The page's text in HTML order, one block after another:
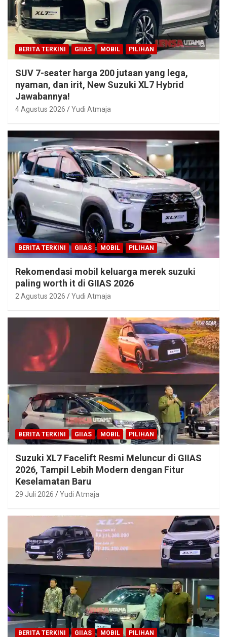
BERITA TERKINI GIIAS MOBIL PILIHAN
SUV 7-seater harga 200 jutaan yang lega,
nyaman, dan irit, New Suzuki XL7 Hybrid
Jawabannya!
4 Agustus 2026 Yudi Atmaja
BERITA TERKINI GIIAS MOBIL PILIHAN
Rekomendasi mobil keluarga merek suzuki
paling worth it di GIIAS 2026
2 Agustus 2026 Yudi Atmaja
BERITA TERKINI GIIAS MOBIL PILIHAN
Suzuki XL7 Facelift Resmi Meluncur di GIIAS
2026, Tampil Lebih Modern dengan Fitur
Keselamatan Baru
29 Juli 2026 Yudi Atmaja
BERITA TERKINI GIIAS MOBIL PILIHAN